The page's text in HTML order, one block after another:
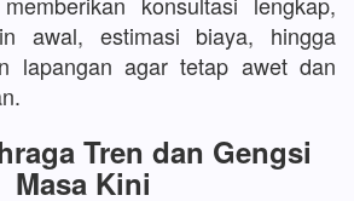
awal, estimasi biaya, hingga
lapangan agar tetap awet dan
Tren dan Gengsi
Masa Kini